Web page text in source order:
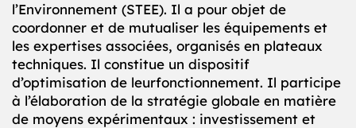
l’Environnement (STEE). Il a pour objet de
coordonner et de mutualiser les équipements et
les expertises associées, organisés en plateaux
techniques. Il constitue un dispositif
d’optimisation de leurfonctionnement. Il participe
à l’élaboration de la stratégie globale en matière
de moyens expérimentaux : investissement et